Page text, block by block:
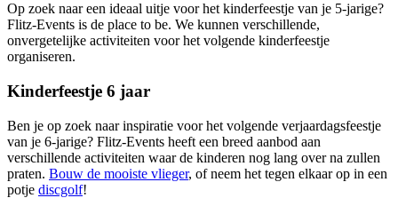
Op zoek naar een ideaal uitje voor het kinderfeestje van je 5-jarige?
Flitz-Events is de place to be. We kunnen verschillende,
onvergetelijke activiteiten voor het volgende kinderfeestje
organiseren.
Kinderfeestje 6 jaar
Ben je op zoek naar inspiratie voor het volgende verjaardagsfeestje
van je 6-jarige? Flitz-Events heeft een breed aanbod aan
verschillende activiteiten waar de kinderen nog lang over na zullen
praten. Bouw de mooiste vlieger, of neem het tegen elkaar op in een
potje discgolf!